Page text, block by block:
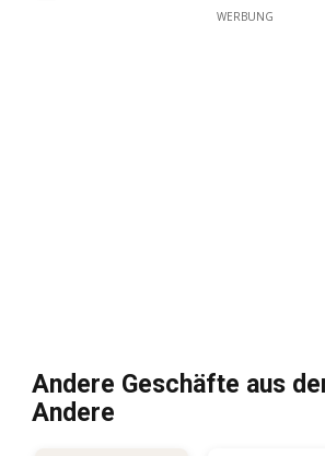
WERBUNG
Andere Geschäfte aus
Andere